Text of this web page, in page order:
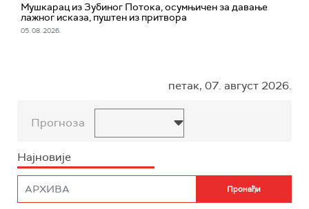
Мушкарац из Зубиног Потока, осумњичен за давање
лажног исказа, пуштен из притвора
05. 08. 2026.
петак, 07. август 2026.
Прогноза
Најновије